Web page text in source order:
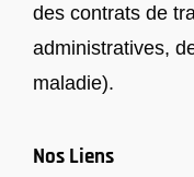
des contrats de
administratives,
maladie).
Nos Liens